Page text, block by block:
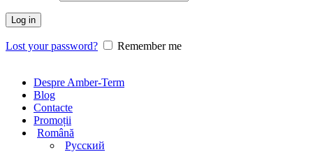
Log in
Lost your password? Remember me
Despre Amber-Term
Blog
Contacte
Promoții
Română
Русский